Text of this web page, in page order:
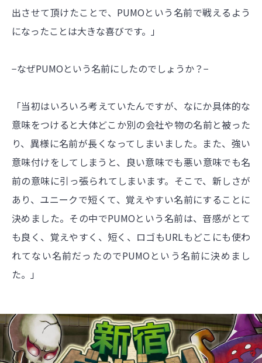
出させて頂けたことで、PUMOという名前で戦えるよう
になったことは大きな喜びです。」
−なぜPUMOという名前にしたのでしょうか？−
「当初はいろいろ考えていたんですが、なにか具体的な
意味をつけると大体どこか別の会社や物の名前と被った
り、異様に名前が長くなってしまいました。また、強い
意味付けをしてしまうと、良い意味でも悪い意味でも名
前の意味に引っ張られてしまいます。そこで、新しさが
あり、ユニークで短くて、覚えやすい名前にすることに
決めました。その中でPUMOという名前は、音感がとて
も良く、覚えやすく、短く、ロゴもURLもどこにも使わ
れてない名前だったのでPUMOという名前に決めまし
た。」